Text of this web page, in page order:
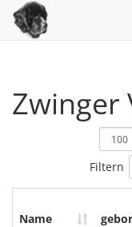
Zwinger
Filtern
Name